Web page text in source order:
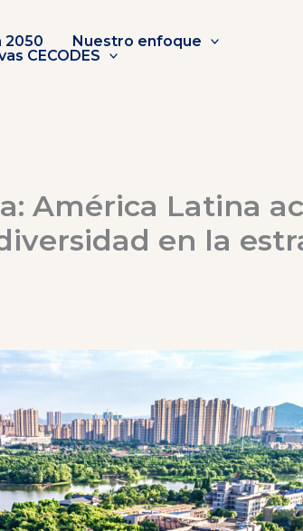
2050
Nuestro enfoque
CECODES
América Latina
en la